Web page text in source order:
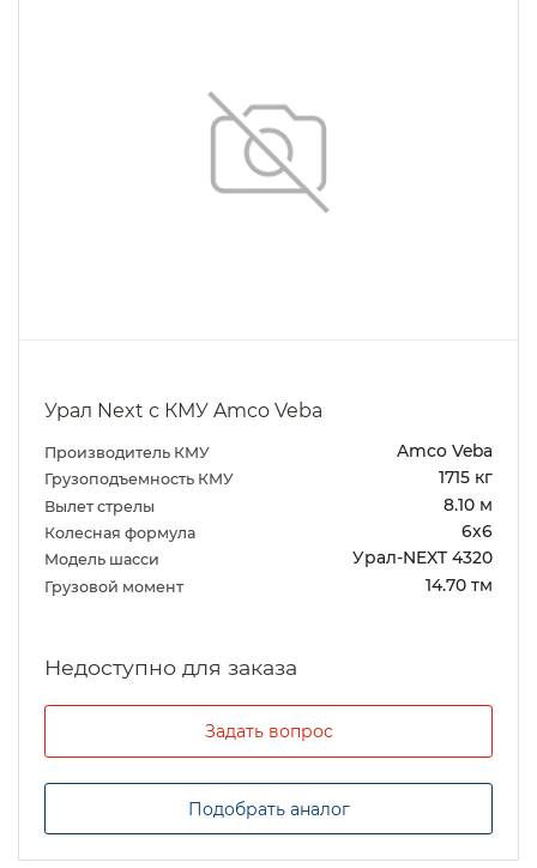
Урал Next с КМУ Amco Veba
Производитель КМУ Amco Veba
Грузоподъемность КМУ 1715 кг
Вылет стрелы 8.10 м
Колесная формула 6х6
Модель шасси Урал-NEXT 4320
Грузовой момент 14.70 тм
Задать вопрос
Подобрать аналог